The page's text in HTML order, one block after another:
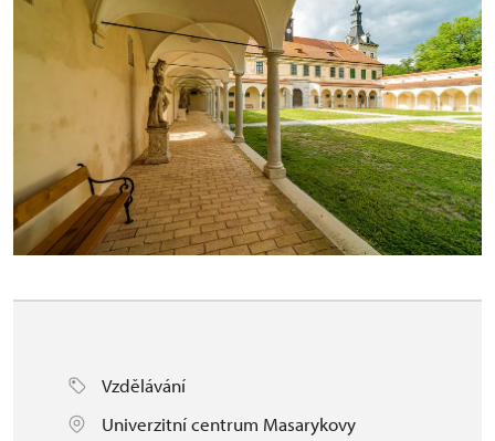
Vzdělávání
Univerzitní centrum Masarykovy